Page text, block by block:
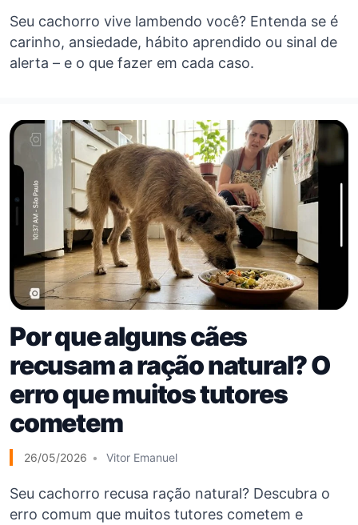
Seu cachorro vive lambendo você? Entenda se é
carinho, ansiedade, hábito aprendido ou sinal de
alerta – e o que fazer em cada caso.
Por que alguns cães
recusam a ração natural? O
erro que muitos tutores
cometem
26/05/2026 Vitor Emanuel
Seu cachorro recusa ração natural? Descubra o
erro comum que muitos tutores cometem e